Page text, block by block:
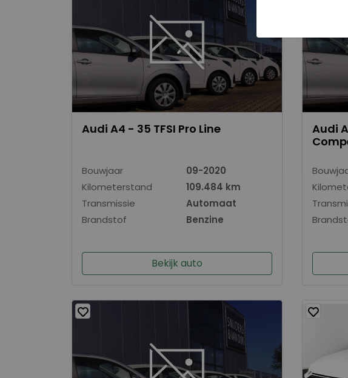
Audi A4 - 35 TFSI Pro Line
Bouwjaar
09-2020
Kilometerstand
109.484 km
Transmissie
Automaat
Brandstof
Benzine
Bekijk auto
Audi